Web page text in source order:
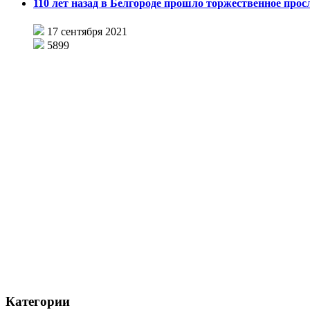
110 лет назад в Белгороде прошло торжественное
17 сентября 2021
5899
Категории